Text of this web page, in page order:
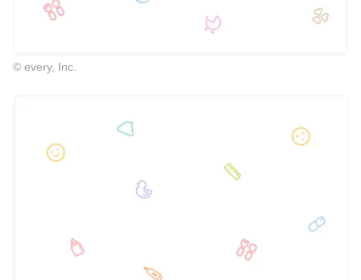
© every, Inc.